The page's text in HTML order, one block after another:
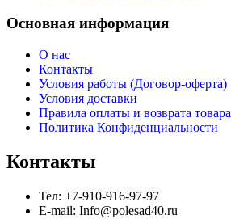
Основная информация
О нас
Контакты
Условия работы (Договор-оферта)
Условия доставки
Правила оплаты и возврата товара
Политика Конфиденциальности
Контакты
Тел: +7-910-916-97-97
E-mail: Info@polesad40.ru